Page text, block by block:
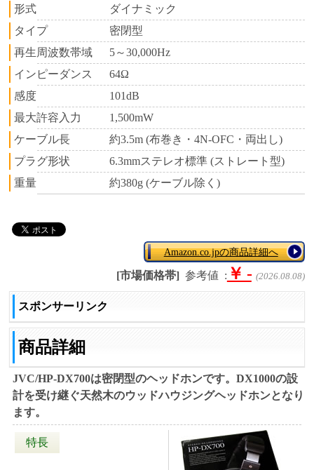
形式
ダイナミック
タイプ
密閉型
再生周波数帯域
5～30,000Hz
インピーダンス
64Ω
感度
101dB
最大許容入力
1,500mW
ケーブル長
約3.5m (布巻き・4N-OFC・両出し)
プラグ形状
6.3mmステレオ標準 (ストレート型)
重量
約380g (ケーブル除く)
Amazon.co.jpの商品詳細へ
[市場価格帯] 参考値 : ￥ - (2026.08.08)
スポンサーリンク
商品詳細
JVC/HP-DX700は密閉型のヘッドホンです。DX1000の設
計を受け継ぐ天然木のウッドハウジングヘッドホンとなり
ます。
特長